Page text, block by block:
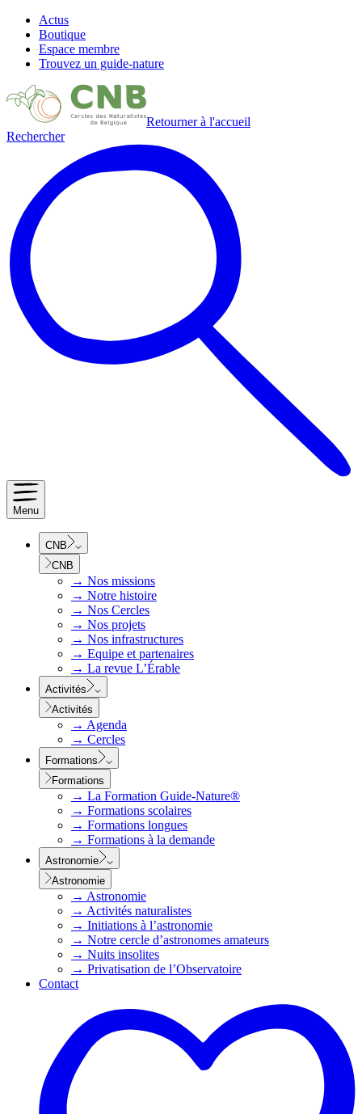
Actus
Boutique
Espace membre
Trouvez un guide-nature
Retourner à l'accueil
Rechercher
Menu
CNB
CNB
→ Nos missions
→ Notre histoire
→ Nos Cercles
→ Nos projets
→ Nos infrastructures
→ Equipe et partenaires
→ La revue L’Érable
Activités
Activités
→ Agenda
→ Cercles
Formations
Formations
→ La Formation Guide-Nature®
→ Formations scolaires
→ Formations longues
→ Formations à la demande
Astronomie
Astronomie
→ Astronomie
→ Activités naturalistes
→ Initiations à l’astronomie
→ Notre cercle d’astronomes amateurs
→ Nuits insolites
→ Privatisation de l’Observatoire
Contact